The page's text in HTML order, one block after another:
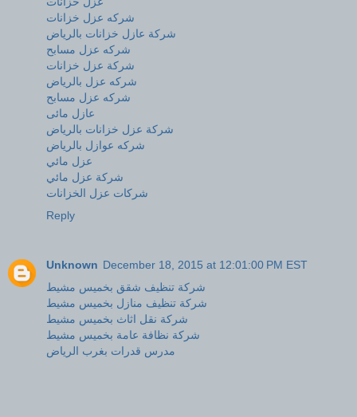
شركه عزل خزانات
شركة عازل خزانات بالرياض
شركه عزل مسابح
شركة عزل خزانات
شركه عزل بالرياض
شركه عزل مسابح
عازل مائى
شركة عزل خزانات بالرياض
شركه عوازل بالرياض
عزل مائي
شركة عزل مائي
شركات عزل الخزانات
Reply
Unknown December 18, 2015 at 12:01:00 PM EST
شركة تنظيف شقق بخميس مشيط
شركة تنظيف منازل بخميس مشيط
شركة نقل اثاث بخميس مشيط
شركة نظافة عامة بخميس مشيط
مدرس قدرات بغرب الرياض